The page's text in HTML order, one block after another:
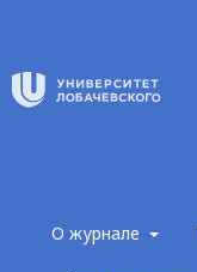
О журнале